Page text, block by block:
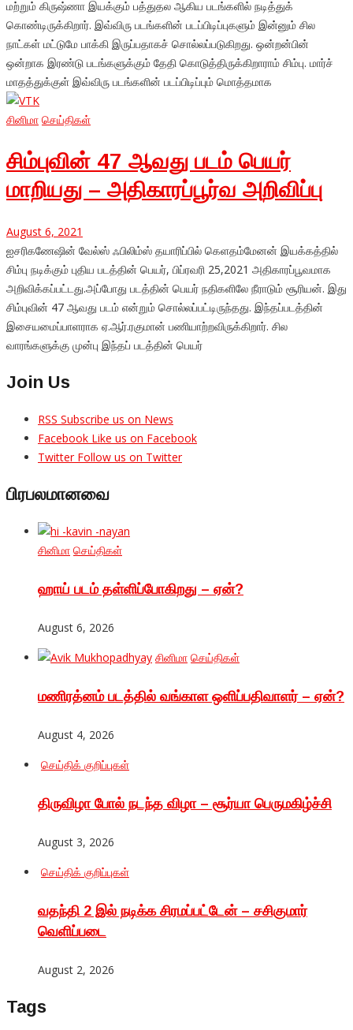
மற்றும் கிருஷ்ணா இயக்கும் பத்துதல ஆகிய படங்களில் நடித்துக்
கொண்டிருக்கிறார். இவ்விரு படங்களின் படப்பிடிப்புகளும் இன்னும் சில
நாட்கள் மட்டுமே பாக்கி இருப்பதாகச் சொல்லப்படுகிறது. ஒன்றன்பின்
ஒன்றாக இரண்டு படங்களுக்கும் தேதி கொடுத்திருக்கிறாராம் சிம்பு. மார்ச்
மாதத்துக்குள் இவ்விரு படங்களின் படப்பிடிப்பும் மொத்தமாக
சினிமா செய்திகள்
சிம்புவின் 47 ஆவது படம் பெயர்
மாறியது – அதிகாரப்பூர்வ அறிவிப்பு
August 6, 2021
ஐசரிகணேஷின் வேல்ஸ் ஃபிலிம்ஸ் தயாரிப்பில் கெளதம்மேனன் இயக்கத்தில்
சிம்பு நடிக்கும் புதிய படத்தின் பெயர், பிப்ரவரி 25,2021 அதிகாரப்பூவமாக
அறிவிக்கப்பட்டது.அப்போது படத்தின் பெயர் நதிகளிலே நீராடும் சூரியன். இது
சிம்புவின் 47 ஆவது படம் என்றும் சொல்லப்பட்டிருந்தது. இந்தப்படத்தின்
இசையமைப்பாளராக ஏ.ஆர்.ரகுமான் பணியாற்றவிருக்கிறார். சில
வாரங்களுக்கு முன்பு இந்தப் படத்தின் பெயர்
Join Us
RSS Subscribe us on News
Facebook Like us on Facebook
Twitter Follow us on Twitter
பிரபலமானவை
சினிமா செய்திகள்
ஹாய் படம் தள்ளிப்போகிறது – ஏன்?
August 6, 2026
சினிமா செய்திகள்
மணிரத்னம் படத்தில் வங்காள ஒளிப்பதிவாளர் – ஏன்?
August 4, 2026
செய்திக் குறிப்புகள்
திருவிழா போல் நடந்த விழா – சூர்யா பெருமகிழ்ச்சி
August 3, 2026
செய்திக் குறிப்புகள்
வதந்தி 2 இல் நடிக்க சிரமப்பட்டேன் – சசிகுமார்
வெளிப்படை
August 2, 2026
Tags